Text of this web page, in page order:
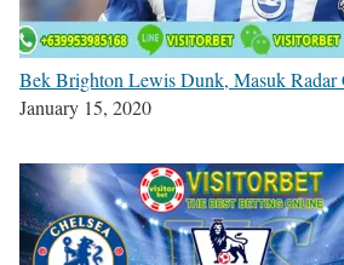
Bek Brighton Lewis Dunk, Masuk Radar
January 15, 2020